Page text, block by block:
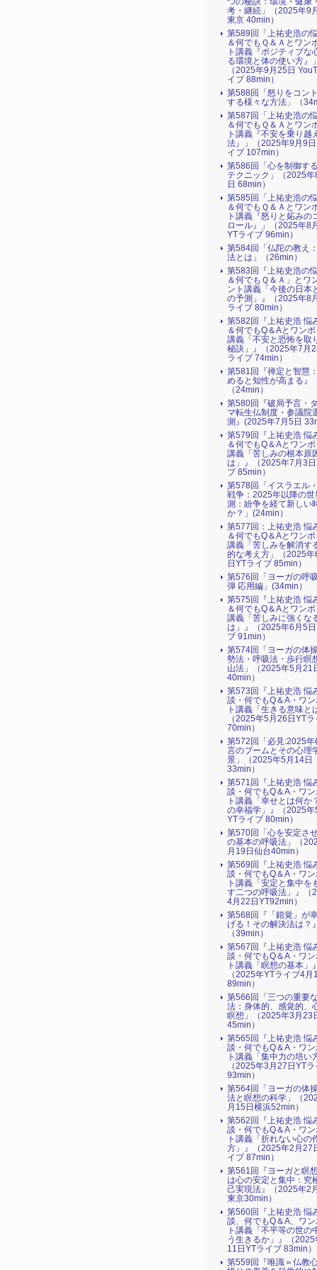
考・継続」（2025年9
東京 40min）
第589回「上祐史浩の
＆何でもＱ＆Ａとワン
ト講義『ポジティブな
る環境と体の使い方』​
（2025年9月25日
イブ 88min）
第588回「怒りをコン
する様々な方法」（
第587回「上祐史浩の
＆何でもＱ＆Ａとワン
ト講義『不安を乗り越
法』​」（2025年9月9
イブ 107min）
第586回「心を制御す
テクニック」（2025
日 68min）
第585回「上祐史浩の
＆何でもＱ＆Ａとワン
ト講義『怒りと妬みの
ロール』​」（2025年8
YTライブ 96min）
第584回「仏陀の教え
法とは」（26min）
第583回『上祐史浩の
＆何でもＱ＆Ａ」とワ
ント講義「今後の日本
の予測」』（2025年8
ライブ 80min）
第582回『上祐史浩 悩
＆何でもQ＆Aとワン
講義「不安と恐怖を取
秘訣」』（2025年7月
ライブ 74min）
第581回『禅定と智慧
めると知性が高まる』
（24min）
第580回『破局予言・
マ転生仏制度・参議院
測』(2025年7月5日
第579回『上祐史浩 悩
＆何でもQ＆Aとワン
講義「苦しみの根本原
は」』（2025年7月3
ブ 85min）
第578回「イスラエル
戦争：2025年以降の世
測：紛争を経て新しい
か？」(24min）
第577回：上祐史浩 悩
＆何でもQ＆Aとワン
講義「苦しみを解消す
的な考え方」（2025
日YTライブ 85min）
第576回「ヨーガの呼
弾 応用編」(34min）
第575回『上祐史浩 悩
＆何でもQ＆Aとワン
講義「苦しみに強くな
は」』（2025年6月5
ブ 91min）
第574回「ヨーガの体
勢法・呼吸法・歩行瞑
山法」（2025年5月21
40min）
第573回『上祐史浩 悩
談・何でもQ＆A・ワ
ト講義「生きる意味と
（2025年5月26日YT
70min）
第572回「必見:2025年
言のブームとその心理
景」（2025年5月14日
33min）
第571回『上祐史浩 悩
談・何でもQ＆A・ワ
ト講義「幸せとは何か
の幸福学」』（2025年
YTライブ 80min）
第570回「心を安定さ
の基本の呼吸法」（
月19日仙台40min）
第569回『上祐史浩 悩
談・何でもQ＆A・ワ
ト講義「安定と集中を
す二つの呼吸法」』（
4月22日YT92min）
第568回『「錯覚」が
げる！その解決法は？
（39min）
第567回『上祐史浩 悩
談・何でもQ＆A・ワ
ト講義「瞑想の基本」
（2025年YTライブ4月
89min）
第566回「三つの重要
法：身体的、感覚的、
瞑想」（2025年3月23
45min）
第565回『上祐史浩 悩
談・何でもQ＆A・ワ
ト講義「集中力の培い
（2025年3月27日YT
93min）
第564回「ヨーガの体
法と瞑想の科学」（
月15日横浜52min）
第562回『上祐史浩 悩
談・何でもQ＆A・ワ
ト講義「折れない心の
方」』（2025年2月27
イブ 87min）
第561回『ヨーガと瞑
は心の安定と集中：究
己実現法』（2025年2
東京30min）
第560回『上祐史浩 悩
談、何でもQ＆A、ワ
ト講義「不平等の世の
う生きるか」』（2025
11日YTライブ 83min）
第559回『唯識＝仏教